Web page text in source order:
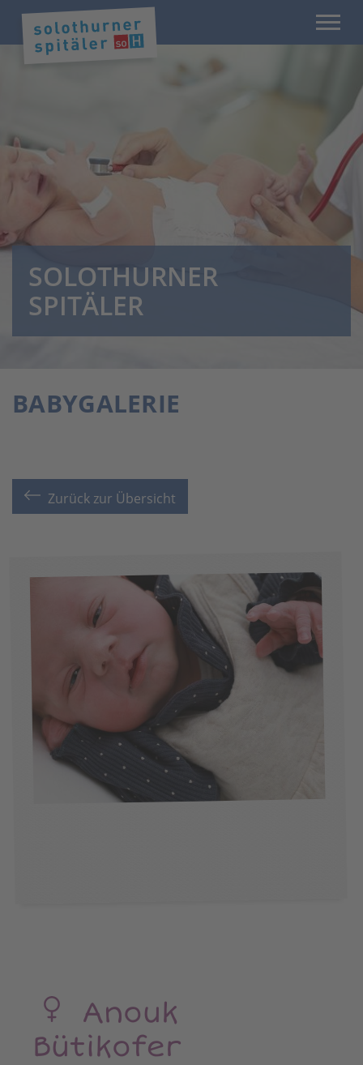
SOLOTHURNER
SPITÄLER
BABYGALERIE
Zurück zur Übersicht
Anouk
Bütikofer